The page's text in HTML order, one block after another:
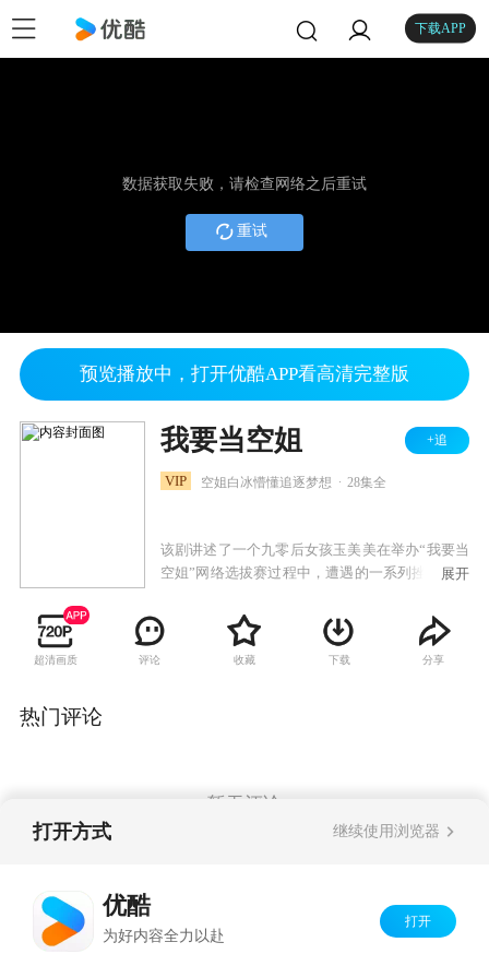
下载APP
数据获取失败，请检查网络之后重试
重试
预览播放中，打开优酷APP看高清完整版
我要当空姐 +追
VIP 空姐白冰懵懂追逐梦想 28集全
该剧讲述了一个九零后女孩玉美美在举办“我要当
空姐”网络选拔赛过程中，遭遇的一系列挫折与感
事。
展开
超清画质 评论 收藏 下载 分享
热门评论
暂无评论
打开方式 继续使用浏览器
优酷
为好内容全力以赴
打开